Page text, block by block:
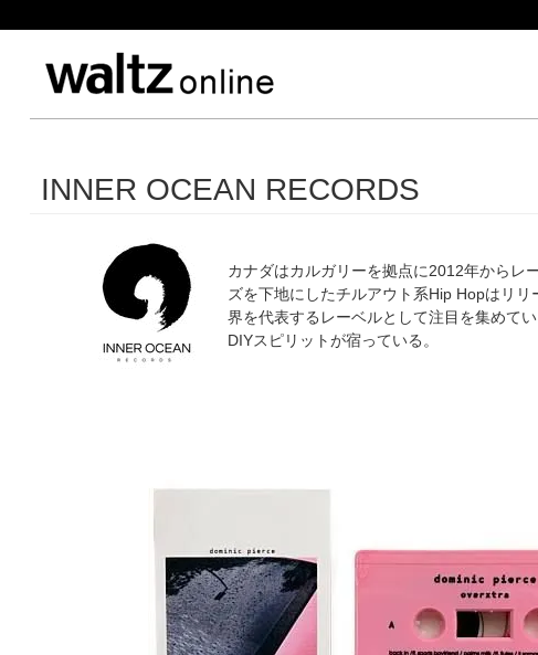
INNER OCEAN RECORDS
カナダはカルガリーを拠点に2012年からレ
ズを下地にしたチルアウト系Hip Hopはリ
界を代表するレーベルとして注目を集めて
DIYスピリットが宿っている。